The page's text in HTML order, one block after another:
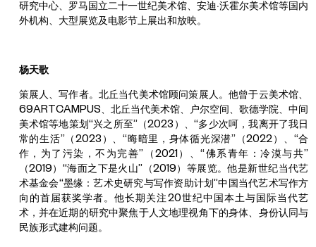
研究中心、罗马国立二十一世纪美术馆、安迪·沃霍尔美术馆等国内
外机构、大型展览及电影节上展出和放映。
杨天歌
策展人、写作者。北丘当代美术馆顾问策展人。他曾于云美术馆、
69ARTCAMPUS、北丘当代美术馆、户尔空间、歌德学院、中间
美术馆等地策划“兴之所至”（2023）、“多少次呵，我离开了我日
常的生活”（2023）、“晦暗里，身体循光深潜”（2022）、“合
作，为了污染，不为完善”（2021）、“佛系青年：冷漠与共”
（2019）“海面之下是火山”（2019）等展览。他是新世纪当代艺
术基金会“墨缘：艺术史研究与写作资助计划”中国当代艺术写作方
向的首届获奖学者。他长期关注20世纪中国本土与国际当代艺
术，并在近期的研究中聚焦于人文地理视角下的身体、身份认同与
民族形式建构问题。